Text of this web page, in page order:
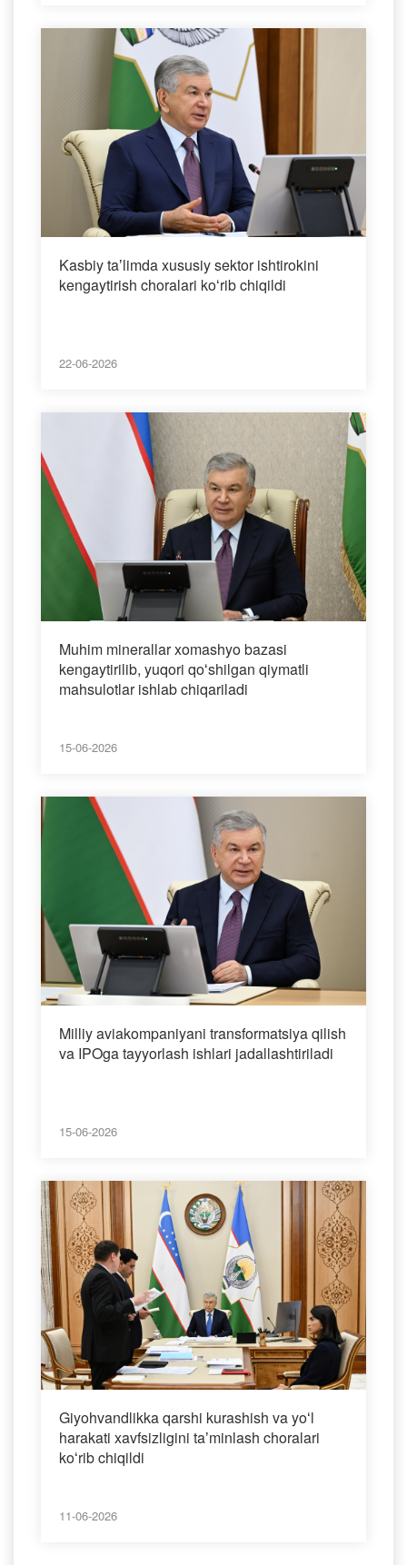
Kasbiy taʼlimda xususiy sektor ishtirokini
kengaytirish choralari koʻrib chiqildi
22-06-2026
Muhim minerallar xomashyo bazasi
kengaytirilib, yuqori qoʻshilgan qiymatli
mahsulotlar ishlab chiqariladi
15-06-2026
Milliy aviakompaniyani transformatsiya qilish
va IPOga tayyorlash ishlari jadallashtiriladi
15-06-2026
Giyohvandlikka qarshi kurashish va yoʻl
harakati xavfsizligini taʼminlash choralari
koʻrib chiqildi
11-06-2026